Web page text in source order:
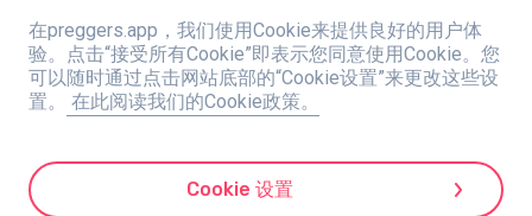
Preggers，由总部位于瑞典的应用程序工作室Stroller AB于2017年创建，旨
在简化全球准父母和新父母的育儿生活。通过一个多元化的团队和与专家的合
作，他们开发了易于使用的应用程序，已有超过两百万人使用。Preggers提
供独特的3D体验，为每个孕期阶段提供量身定制的更新、建议和工具。它还
市场中排名靠前，是一个值得信赖的资源。Stroller AB致力于创新并扩展其产
品，以满足父母不断变化的需求。
在preggers.app，我们使用Cookie来提供良好的用户体
验。点击“接受所有Cookie”即表示您同意使用Cookie。您
可以随时通过点击网站底部的“Cookie设置”来更改这些设
置。
在此阅读我们的Cookie政策。
Cookie 设置